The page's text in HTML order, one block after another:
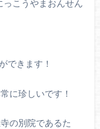
っこうやまおんせん
できます！
に珍しいです！
の別院であるた